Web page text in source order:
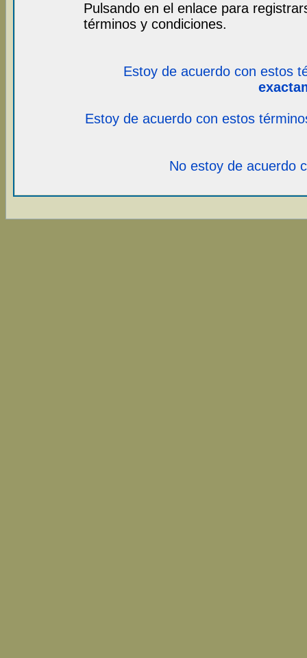
Pulsando en el enlace para
términos y condiciones.
Estoy de acuerdo con estos
Estoy de acuerdo con estos
No estoy de acuerdo